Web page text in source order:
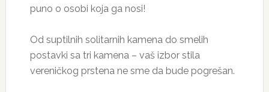
puno o osobi koja ga nosi!
Od suptilnih solitarnih kamena do smelih
postavki sa tri kamena – vaš izbor stila
vereničkog prstena ne sme da bude pogrešan.